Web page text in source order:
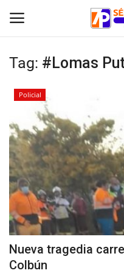
Crónica
Policial
Tribunales
Deporte
Política
Espectáculos
Tag: #Lomas
Policial
Nueva tragedia
Colbún